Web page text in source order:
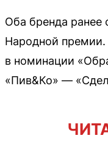
Оба бренда ранее
Народной премии.
в номинации
«Пив&Ко» —